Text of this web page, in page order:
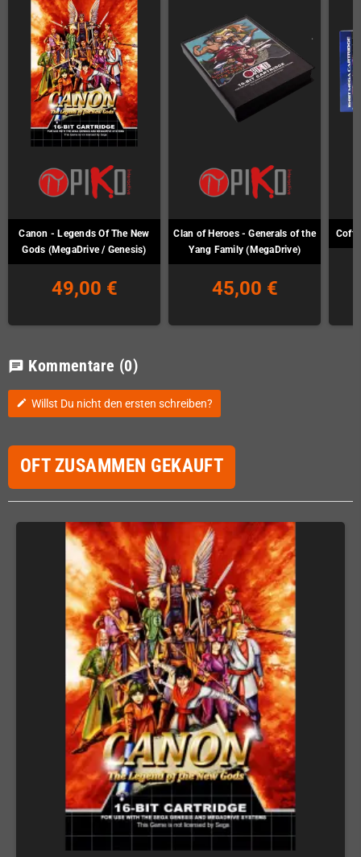
Canon - Legends Of The New
Gods (MegaDrive / Genesis)
49,00 €
Clan of Heroes - Generals of the
Yang Family (MegaDrive)
45,00 €
chat Kommentare (0)
edit Willst Du nicht den ersten schreiben?
OFT ZUSAMMEN GEKAUFT